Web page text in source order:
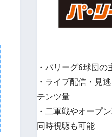
・パリーグ6球団の
・ライブ配信・見
テンツ量
・二軍戦やオープ
同時視聴も可能